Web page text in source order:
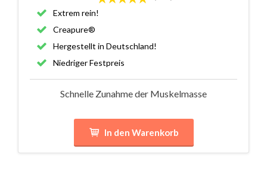
Extrem rein!
Creapure®
Hergestellt in Deutschland!
Niedriger Festpreis
Schnelle Zunahme der Muskelmasse
In den Warenkorb